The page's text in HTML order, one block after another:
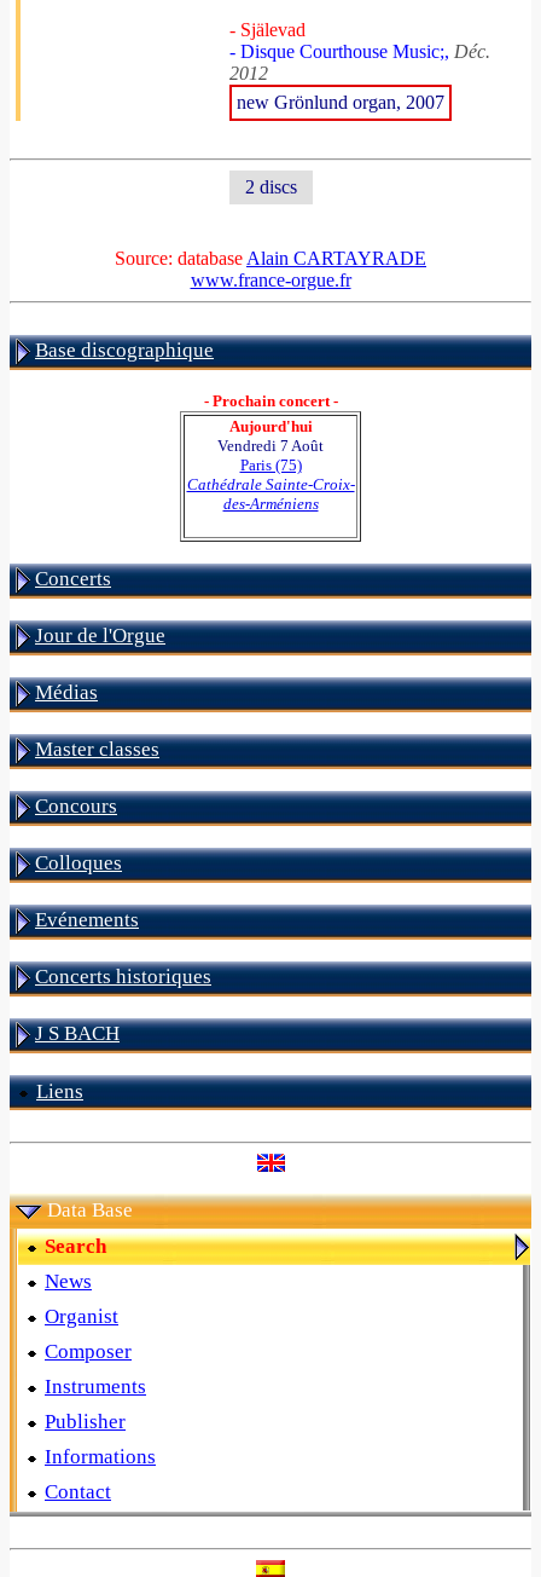
- Själevad
- Disque Courthouse Music;, Déc.
2012
new Grönlund organ, 2007
2 discs
Source: database Alain CARTAYRADE
www.france-orgue.fr
Base discographique
- Prochain concert -
Aujourd'hui
Vendredi 7 Août
Paris (75)
Cathédrale Sainte-Croix-
des-Arméniens
Concerts
Jour de l'Orgue
Médias
Master classes
Concours
Colloques
Evénements
Concerts historiques
J S BACH
Liens
Data Base
Search
News
Organist
Composer
Instruments
Publisher
Informations
Contact